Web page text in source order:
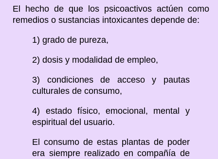
El hecho de que los psicoactivos actúen como
remedios o sustancias intoxicantes depende de:
1) grado de pureza,
2) dosis y modalidad de empleo,
3) condiciones de acceso y pautas
culturales de consumo,
4) estado físico, emocional, mental y
espiritual del usuario.
El consumo de estas plantas de poder
era siempre realizado en compañía de